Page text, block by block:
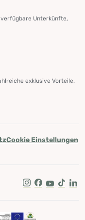
Unterkünfte,
exklusive Vorteile.
Cookie Einstellungen
Instagram
Facebook
Youtube
Tik Tok